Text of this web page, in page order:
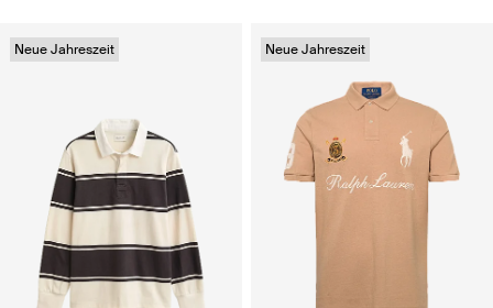
Neue Jahreszeit Neue Jahreszeit